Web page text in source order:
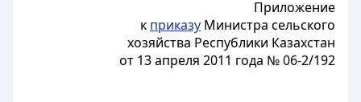
Приложение
к приказу Министра сельского
хозяйства Республики Казахстан
от 13 апреля 2011 года № 06-2/192